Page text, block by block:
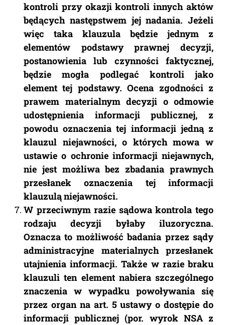
kontroli przy okazji kontroli innych aktów
będących następstwem jej nadania. Jeżeli
więc taka klauzula będzie jednym z
elementów podstawy prawnej decyzji,
postanowienia lub czynności faktycznej,
będzie mogła podlegać kontroli jako
element tej podstawy. Ocena zgodności z
prawem materialnym decyzji o odmowie
udostępnienia informacji publicznej, z
powodu oznaczenia tej informacji jedną z
klauzul niejawności, o których mowa w
ustawie o ochronie informacji niejawnych,
nie jest możliwa bez zbadania prawnych
przesłanek oznaczenia tej informacji
klauzulą niejawności.
W przeciwnym razie sądowa kontrola tego
rodzaju decyzji byłaby iluzoryczna.
Oznacza to możliwość badania przez sądy
administracyjne materialnych przesłanek
utajnienia informacji. Także w razie braku
klauzuli ten element nabiera szczególnego
znaczenia w wypadku powoływania się
przez organ na art. 5 ustawy o dostępie do
informacji publicznej (por. wyrok NSA z